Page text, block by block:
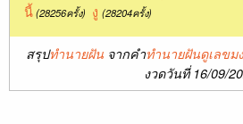
นี้(28256ครั้ง) งู (28204ครั้ง)
สรุปทำนายฝัน จากคำทำนายฝันดูเลขม
งวดวันที่ 16/09/